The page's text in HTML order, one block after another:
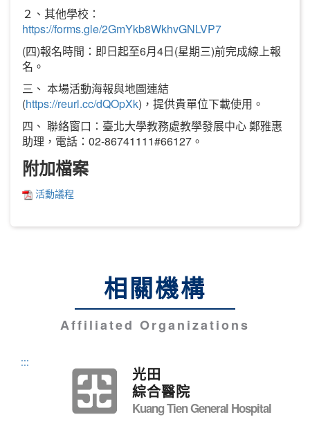
２、其他學校：
https://forms.gle/2GmYkb8WkhvGNLVP7
(四)報名時間：即日起至6月4日(星期三)前完成線上報
名。
三、 本場活動海報與地圖連結
(https://reurl.cc/dQOpXk)，提供貴單位下載使用。
四、 聯絡窗口：臺北大學教務處教學發展中心 鄭雅惠
助理，電話：02-86741111#66127。
附加檔案
活動議程
相關機構
Affiliated Organizations
:::
光田
綜合醫院
Kuang Tien General Hospital